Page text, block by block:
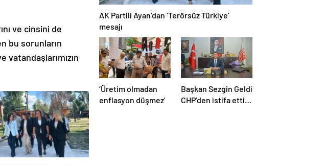
ve cinsini de
bu sorunların
vatandaşlarımızın
AK Partili Ayan’dan ‘Terörsüz Türkiye’
mesajı
‘Üretim olmadan
enflasyon düşmez’
Başkan Sezgin Geldi
CHP’den istifa etti,